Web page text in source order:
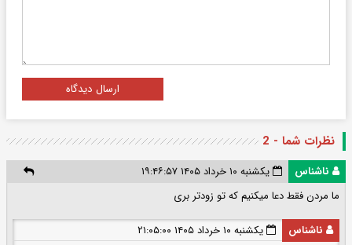
ارسال دیدگاه
نظرات شما - 2
ناشناس
یکشنبه ۱۰ خرداد ۱۴۰۵ ۱۹:۴۶:۵۷
ما مردن فقط دعا میکنیم که تو زودتر بری
ناشناس
یکشنبه ۱۰ خرداد ۱۴۰۵ ۲۱:۰۵:۰۰